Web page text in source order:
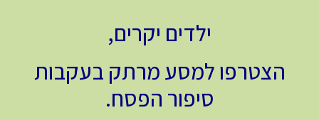
ילדים יקרים,
הצטרפו למסע מרתק בעקבות
סיפור הפסח.